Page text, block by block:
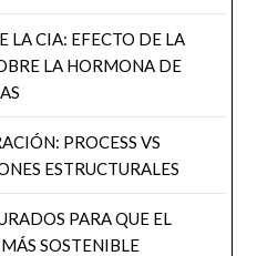
LA CIA: EFECTO DE LA
LA HORMONA DE
PROCESS VS
ESTRUCTURALES
PARA QUE EL
SOSTENIBLE